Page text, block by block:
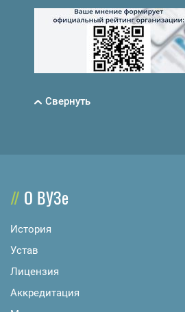
Свернуть
О ВУЗе
История
Устав
Лицензия
Аккредитация